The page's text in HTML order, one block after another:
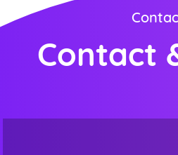
Contact